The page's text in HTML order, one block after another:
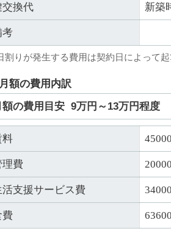
交換代 新築
考
割りが発生する費用は契約日によって起
月額の費用内訳
額の費用目安 9万円～13万円程度
料
理費
活支援サービス費
費